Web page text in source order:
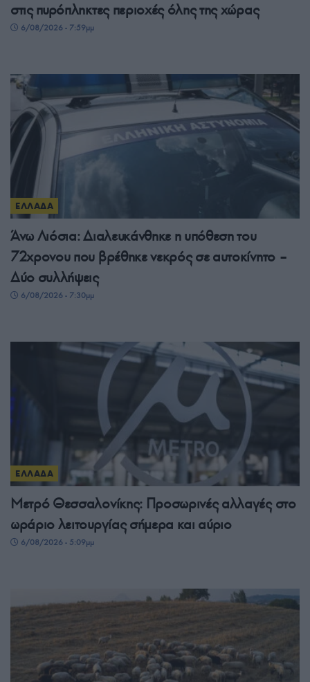
στις πυρόπληκτες περιοχές όλης της χώρας
6/08/2026 - 7:59μμ
ΕΛΛΑΔΑ
Άνω Λιόσια: Διαλευκάνθηκε η υπόθεση του
72χρονου που βρέθηκε νεκρός σε αυτοκίνητο –
Δύο συλλήψεις
6/08/2026 - 7:30μμ
ΕΛΛΑΔΑ
Μετρό Θεσσαλονίκης: Προσωρινές αλλαγές στο
ωράριο λειτουργίας σήμερα και αύριο
6/08/2026 - 5:09μμ